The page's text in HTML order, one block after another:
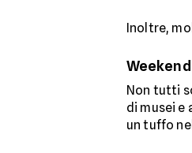
Inoltre,
Non tutti
di musei e
un tuffo